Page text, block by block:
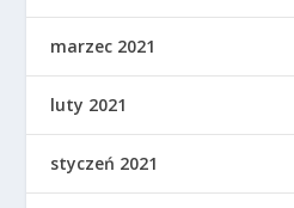
marzec 2021
luty 2021
styczeń 2021